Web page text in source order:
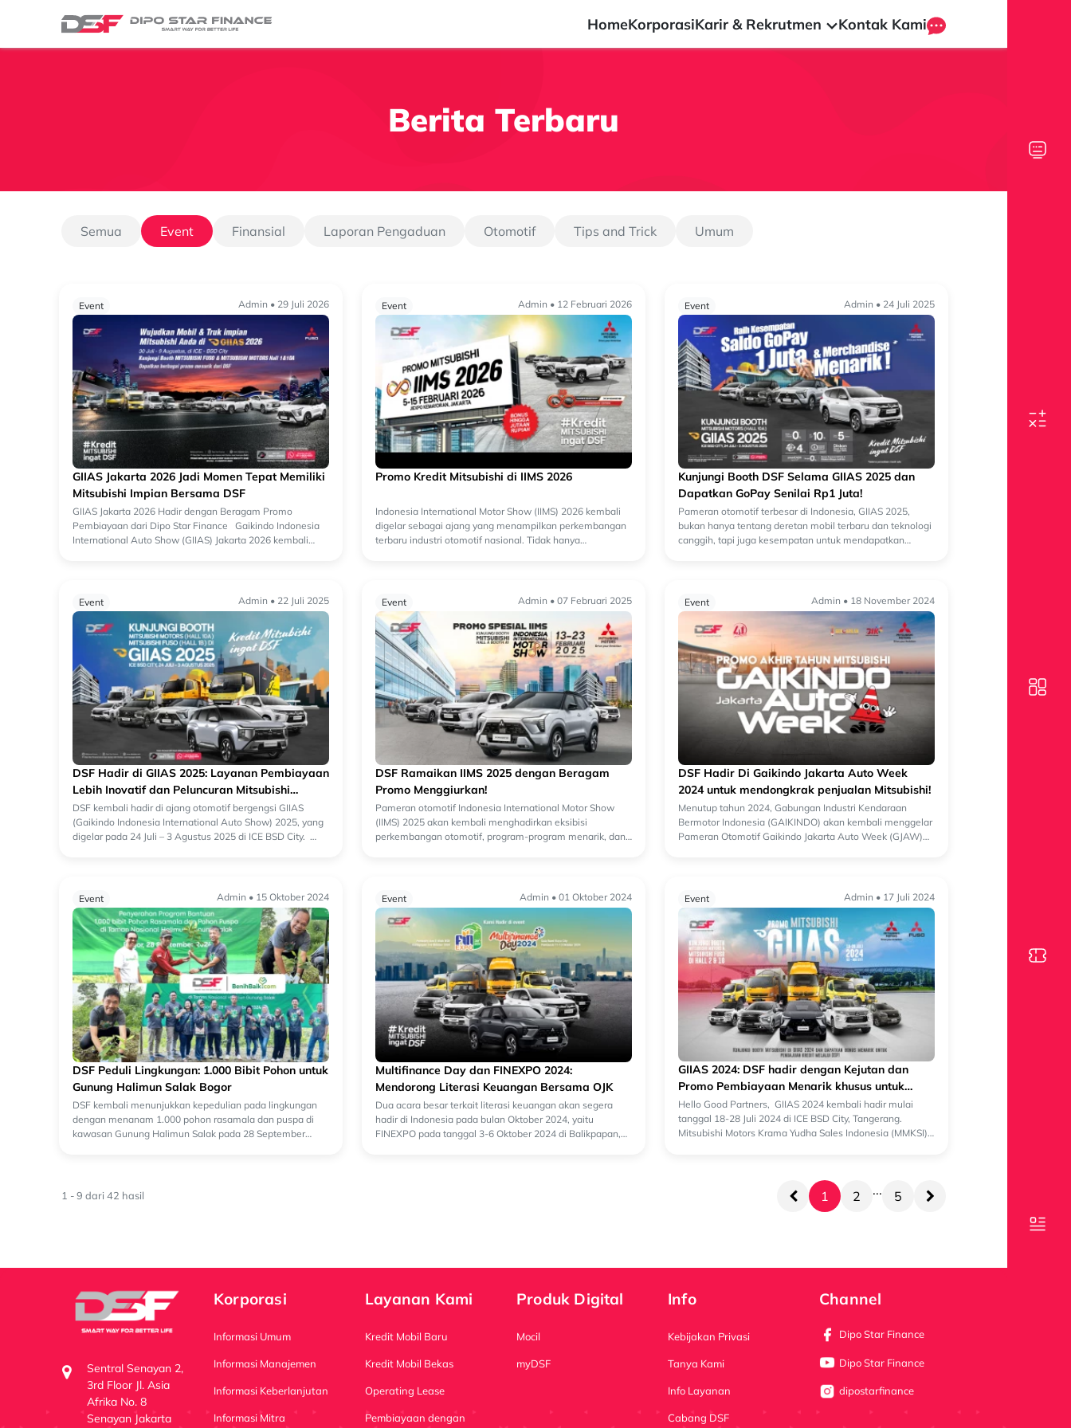
HomeKorporasiKarir & Rekrutmen Kontak Kami
Berita Terbaru
Semua Event Finansial Laporan Pengaduan Otomotif Tips and Trick Umum
Event Admin • 29 Juli 2026
GIIAS Jakarta 2026 Jadi Momen Tepat Memiliki
Mitsubishi Impian Bersama DSF
GIIAS Jakarta 2026 Hadir dengan Beragam Promo
Pembiayaan dari Dipo Star Finance Gaikindo Indonesia
International Auto Show (GIIAS) Jakarta 2026 kembali
Event Admin • 12 Februari 2026
Promo Kredit Mitsubishi di IIMS 2026
Indonesia International Motor Show (IIMS) 2026 kembali
digelar sebagai ajang yang menampilkan perkembangan
terbaru industri otomotif nasional. Tidak hanya
Event Admin • 24 Juli 2025
Kunjungi Booth DSF Selama GIIAS 2025 dan
Dapatkan GoPay Senilai Rp1 Juta!
Pameran otomotif terbesar di Indonesia, GIIAS 2025,
bukan hanya tentang deretan mobil terbaru dan teknologi
canggih, tapi juga kesempatan untuk mendapatkan
Event Admin • 22 Juli 2025
DSF Hadir di GIIAS 2025: Layanan Pembiayaan
Lebih Inovatif dan Peluncuran Mitsubishi
Destinator Terbaru
DSF kembali hadir di ajang otomotif bergengsi GIIAS
(Gaikindo Indonesia International Auto Show) 2025, yang
digelar pada 24 Juli – 3 Agustus 2025 di ICE BSD City.
Event Admin • 07 Februari 2025
DSF Ramaikan IIMS 2025 dengan Beragam
Promo Menggiurkan!
Pameran otomotif Indonesia International Motor Show
(IIMS) 2025 akan kembali menghadirkan eksibisi
perkembangan otomotif, program-program menarik, dan
Event Admin • 18 November 2024
DSF Hadir Di Gaikindo Jakarta Auto Week
2024 untuk mendongkrak penjualan Mitsubishi!
Menutup tahun 2024, Gabungan Industri Kendaraan
Bermotor Indonesia (GAIKINDO) akan kembali menggelar
Pameran Otomotif Gaikindo Jakarta Auto Week (GJAW)
Event Admin • 15 Oktober 2024
DSF Peduli Lingkungan: 1.000 Bibit Pohon untuk
Gunung Halimun Salak Bogor
DSF kembali menunjukkan kepedulian pada lingkungan
dengan menanam 1.000 pohon rasamala dan puspa di
kawasan Gunung Halimun Salak pada 28 September
Event Admin • 01 Oktober 2024
Multifinance Day dan FINEXPO 2024:
Mendorong Literasi Keuangan Bersama OJK
Dua acara besar terkait literasi keuangan akan segera
hadir di Indonesia pada bulan Oktober 2024, yaitu
FINEXPO pada tanggal 3-6 Oktober 2024 di Balikpapan,
Event Admin • 17 Juli 2024
GIIAS 2024: DSF hadir dengan Kejutan dan
Promo Pembiayaan Menarik khusus untuk
Mitsubishi!
Hello Good Partners, GIIAS 2024 kembali hadir mulai
tanggal 18-28 Juli 2024 di ICE BSD City, Tangerang.
Mitsubishi Motors Krama Yudha Sales Indonesia (MMKSI)
1 -9 dari 42 hasil 1 2 ... 5
Sentral Senayan 2,
3rd Floor Jl. Asia
Afrika No. 8
Senayan Jakarta
Korporasi
Informasi Umum
Informasi Manajemen
Informasi Keberlanjutan
Informasi Mitra
Layanan Kami
Kredit Mobil Baru
Kredit Mobil Bekas
Operating Lease
Pembiayaan dengan
Produk Digital
Mocil
myDSF
Info
Kebijakan Privasi
Tanya Kami
Info Layanan
Cabang DSF
Channel
Dipo Star Finance
Dipo Star Finance
dipostarfinance